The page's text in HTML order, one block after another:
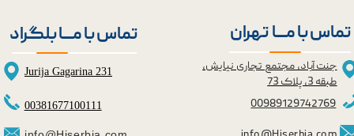
تماس با مــــا تهران
جنت آباد، مجتمع تجاری نیایش،
طبقه 3، پلاک 73
00989129742769
تماس با مــــا بلگراد
Jurija Gagarina 231
00381677100111